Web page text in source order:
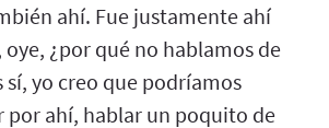
ahí. Fue justamente ahí
¿por qué no hablamos de
sí, yo creo que podríamos
ahí, hablar un poquito de